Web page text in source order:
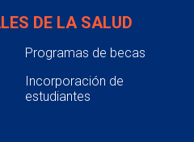
DE LA SALUD
Programas de becas
Incorporación de
estudiantes